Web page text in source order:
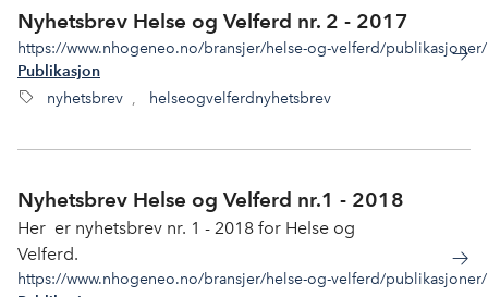
Nyhetsbrev Helse og Velferd nr. 2 - 2017
https://www.nhogeneo.no/bransjer/helse-og-velferd/
Publikasjon
nyhetsbrev , helseogvelferdnyhetsbrev
Nyhetsbrev Helse og Velferd nr.1 - 2018
Her er nyhetsbrev nr. 1 - 2018 for Helse og
Velferd.
https://www.nhogeneo.no/bransjer/helse-og-velferd/